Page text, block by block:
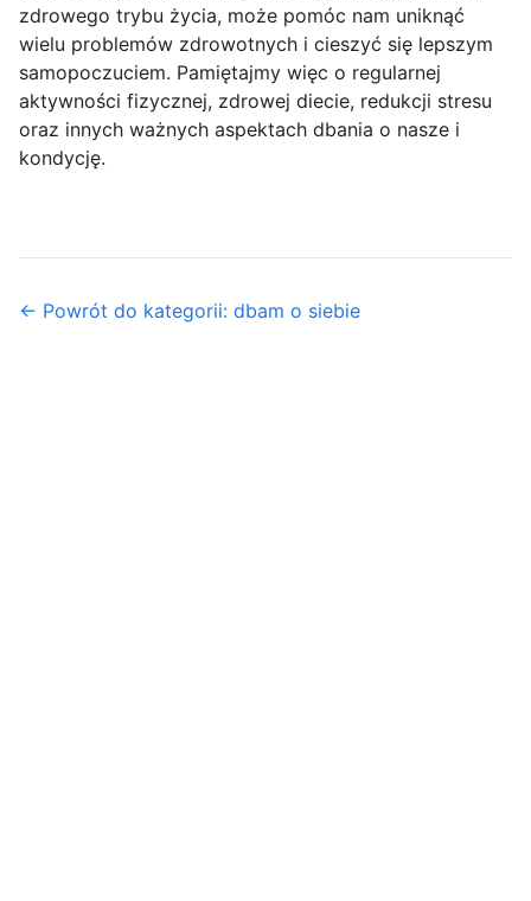
zdrowego trybu życia, może pomóc nam uniknąć
wielu problemów zdrowotnych i cieszyć się lepszym
samopoczuciem. Pamiętajmy więc o regularnej
aktywności fizycznej, zdrowej diecie, redukcji stresu
oraz innych ważnych aspektach dbania o nasze i
kondycję.
← Powrót do kategorii: dbam o siebie